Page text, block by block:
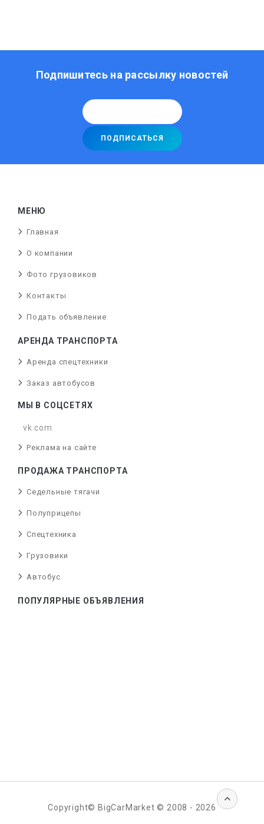
Подпишитесь на рассылку новостей
МЕНЮ
Главная
О компании
Фото грузовиков
Контакты
Подать объявление
АРЕНДА ТРАНСПОРТА
Аренда спецтехники
Заказ автобусов
МЫ В СОЦСЕТЯХ
vk.com
Реклама на сайте
ПРОДАЖА ТРАНСПОРТА
Седельные тягачи
Полуприцепы
Спецтехника
Грузовики
Автобус
ПОПУЛЯРНЫЕ ОБЪЯВЛЕНИЯ
Copyright© BigCarMarket © 2008 - 2026